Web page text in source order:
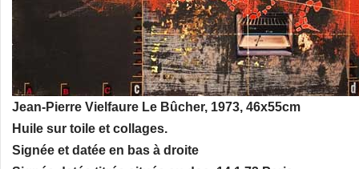
Jean-Pierre Vielfaure Le Bûcher, 1973,
Huile sur toile et collages.
Signée et datée en bas à droite